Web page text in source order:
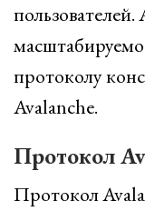
протоколу
Avalanche.
Протокол
Протокол